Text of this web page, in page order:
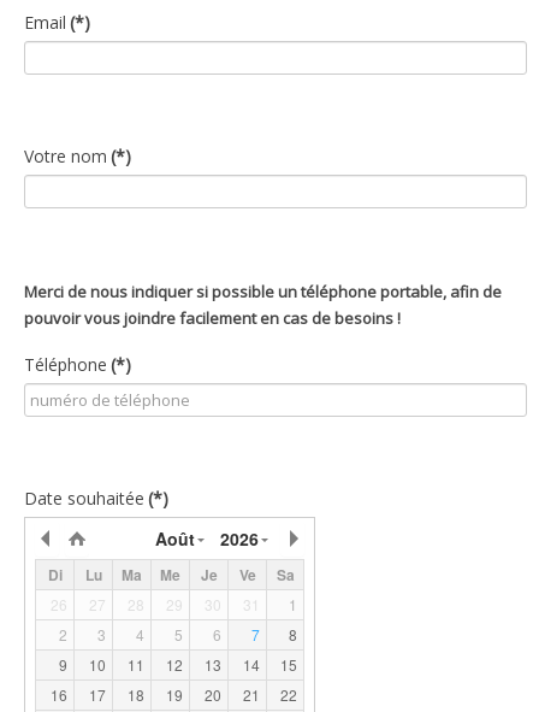
Email (*)
Votre nom (*)
Merci de nous indiquer si possible un téléphone portable, afin de
pouvoir vous joindre facilement en cas de besoins !
Téléphone (*)
Date souhaitée (*)
Août 2026
Di Lu Ma Me Je Ve Sa
26 27 28 29 30 31
1
2
3 4 5 6 7
8
9
10 11 12 13 14
15
16
17 18 19 20 21
22